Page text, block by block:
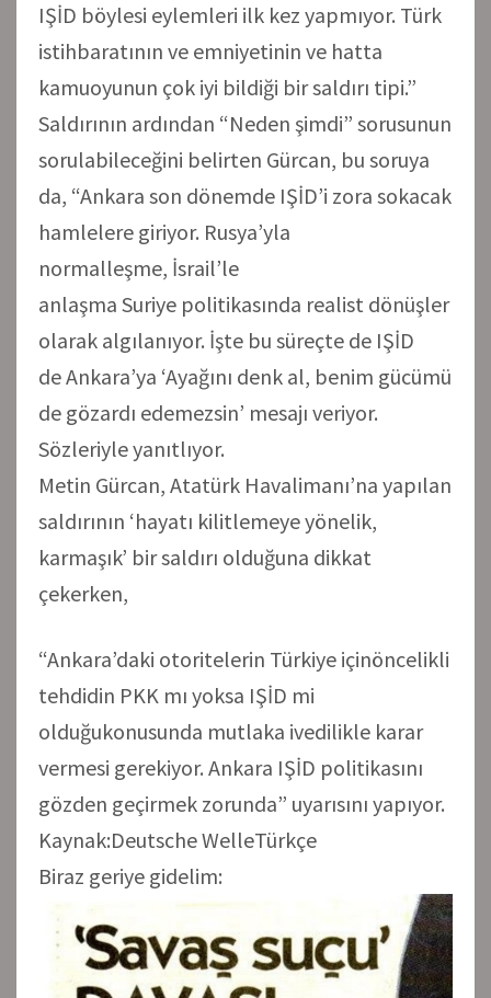
IŞİD böylesi eylemleri ilk kez yapmıyor. Türk
istihbaratının ve emniyetinin ve hatta
kamuoyunun çok iyi bildiği bir saldırı tipi.”
Saldırının ardından “Neden şimdi” sorusunun
sorulabileceğini belirten Gürcan, bu soruya
da, “Ankara son dönemde IŞİD’i zora sokacak
hamlelere giriyor. Rusya’yla
normalleşme, İsrail’le
anlaşma Suriye politikasında realist dönüşler
olarak algılanıyor. İşte bu süreçte de IŞİD
de Ankara’ya ‘Ayağını denk al, benim gücümü
de gözardı edemezsin’ mesajı veriyor.
Sözleriyle yanıtlıyor.
Metin Gürcan, Atatürk Havalimanı’na yapılan
saldırının ‘hayatı kilitlemeye yönelik,
karmaşık’ bir saldırı olduğuna dikkat
çekerken,
“Ankara’daki otoritelerin Türkiye içinöncelikli
tehdidin PKK mı yoksa IŞİD mi
olduğukonusunda mutlaka ivedilikle karar
vermesi gerekiyor. Ankara IŞİD politikasını
gözden geçirmek zorunda” uyarısını yapıyor.
Kaynak:Deutsche WelleTürkçe
Biraz geriye gidelim: